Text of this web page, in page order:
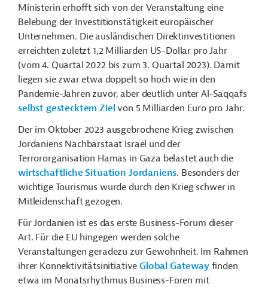
Ministerin erhofft sich von der Veranstaltung eine
Belebung der Investitionstätigkeit europäischer
Unternehmen. Die ausländischen Direktinvestitionen
erreichten zuletzt 1,2 Milliarden US-Dollar pro Jahr
(vom 4. Quartal 2022 bis zum 3. Quartal 2023). Damit
liegen sie zwar etwa doppelt so hoch wie in den
Pandemie-Jahren zuvor, aber deutlich unter Al-Saqqafs
selbst gestecktem Zielvon 5 Milliarden Euro pro Jahr.
Der im Oktober 2023 ausgebrochene Krieg zwischen
Jordaniens Nachbarstaat Israel und der
Terrororganisation Hamas in Gaza belastet auch die
wirtschaftliche Situation Jordaniens. Besonders der
wichtige Tourismus wurde durch den Krieg schwer in
Mitleidenschaft gezogen.
Für Jordanien ist es das erste Business-Forum dieser
Art. Für die EU hingegen werden solche
Veranstaltungen geradezu zur Gewohnheit. Im Rahmen
ihrer KonnektivitätsinitiativeGlobal Gatewayfinden
etwa im Monatsrhythmus Business-Foren mit